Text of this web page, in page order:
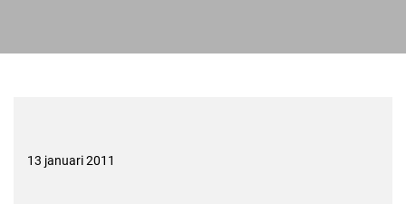
13 januari 2011